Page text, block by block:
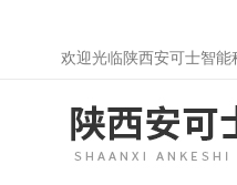
欢迎光临陕西安可士智能